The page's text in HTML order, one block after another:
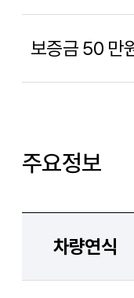
보증금 50 만
주요정보
차량연식